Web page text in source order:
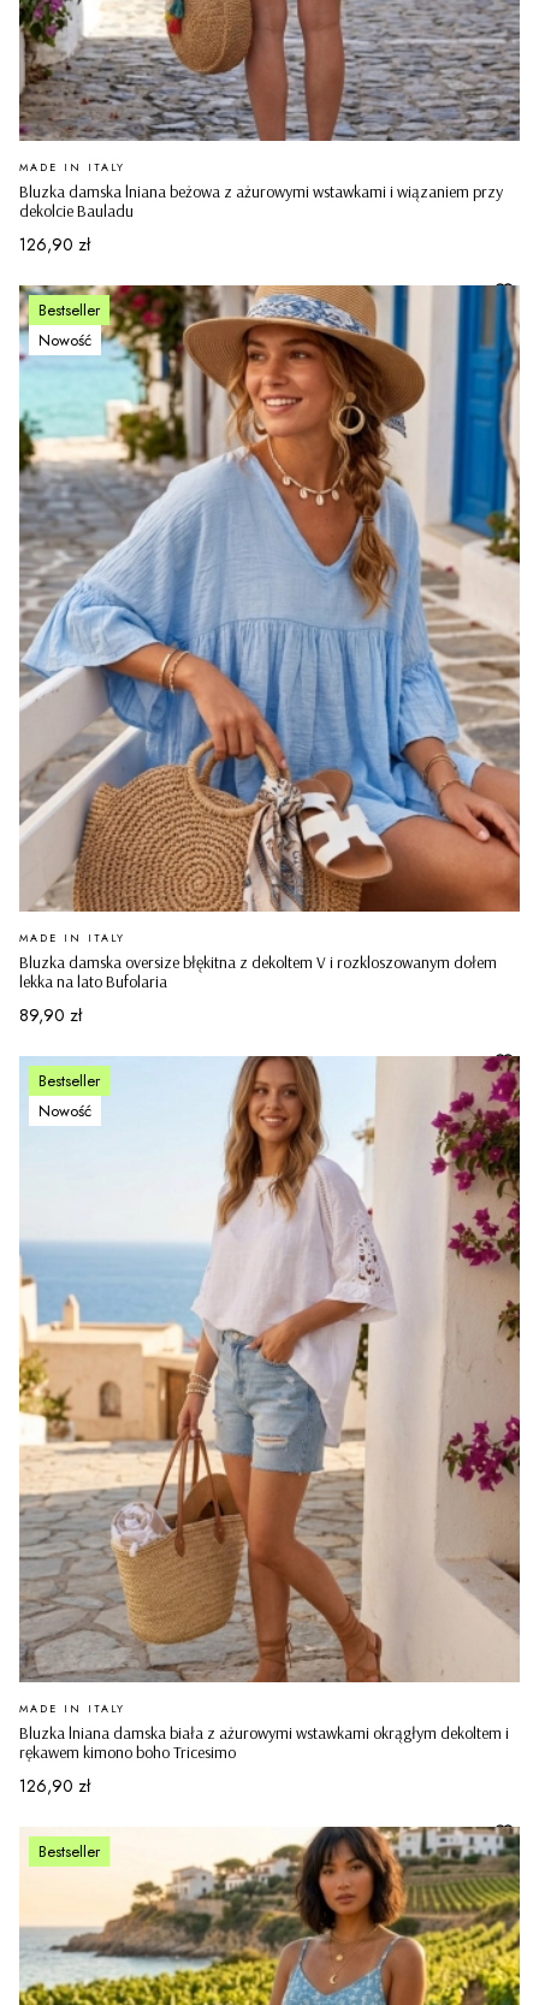
Bluzka damska lniana beżowa z ażurowymi wstawkami i wiązaniem przy
dekolcie Bauladu
PRODUCENT
MADE IN ITALY
Cena
126,90 zł
Bestseller
Nowość
Bluzka damska oversize błękitna z dekoltem V i rozkloszowanym dołem
lekka na lato Bufolaria
PRODUCENT
MADE IN ITALY
Cena
89,90 zł
Bestseller
Nowość
Bluzka lniana damska biała z ażurowymi wstawkami okrągłym dekoltem i
rękawem kimono boho Tricesimo
PRODUCENT
MADE IN ITALY
Cena
126,90 zł
Bestseller